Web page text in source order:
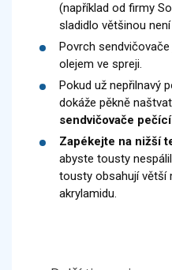
(například od firmy
sladidlo většinou
Povrch
olejem ve spreji.
Pokud už nepřilnavý
dokáže pěkně
sendvičovače
Zapékejte na nižší
abyste tousty
tousty obsahují větší
akrylamidu.